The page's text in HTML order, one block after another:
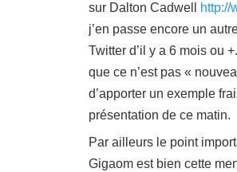
sur Dalton Cadwell
http://
j’en passe encore un
Twitter d’il y a 6 mois ou
que ce n’est pas «
d’apporter un exemple
présentation de ce matin.
Par ailleurs le point
Gigaom est bien cette